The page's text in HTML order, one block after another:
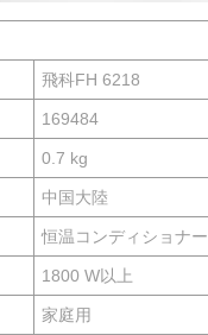
飛科FH 6218
169484
0.7 kg
中国大陸
恒温コンディショナー
1800 W以上
家庭用